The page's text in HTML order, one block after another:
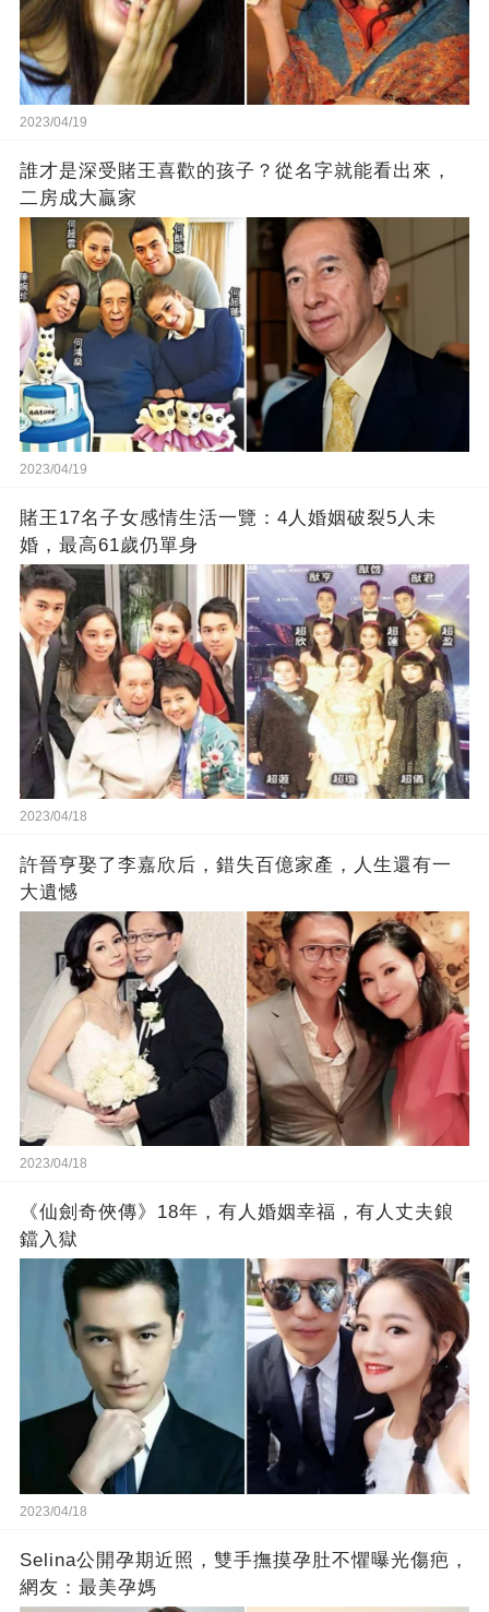
2023/04/19
誰才是深受賭王喜歡的孩子？從名字就能看出來，
二房成大贏家
2023/04/19
賭王17名子女感情生活一覽：4人婚姻破裂5人未
婚，最高61歲仍單身
2023/04/18
許晉亨娶了李嘉欣后，錯失百億家產，人生還有一
大遺憾
2023/04/18
《仙劍奇俠傳》18年，有人婚姻幸福，有人丈夫鋃
鐺入獄
2023/04/18
Selina公開孕期近照，雙手撫摸孕肚不懼曝光傷疤，
網友：最美孕媽